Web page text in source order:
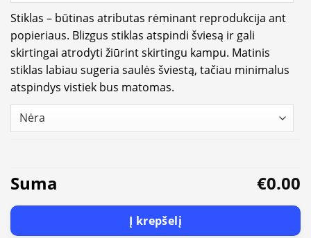
Stiklas – būtinas atributas rėminant reprodukcija ant
popieriaus. Blizgus stiklas atspindi šviesą ir gali
skirtingai atrodyti žiūrint skirtingu kampu. Matinis
stiklas labiau sugeria saulės šviestą, tačiau minimalus
atspindys vistiek bus matomas.
Suma €0.00
Į krepšelį